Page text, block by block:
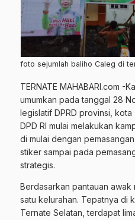
foto sejumlah baliho Caleg di
TERNATE MAHABARI.com -
umumkan pada tanggal 28
legislatif DPRD provinsi, kota
DPD RI mulai melakukan
di mulai dengan
stiker sampai pada
strategis.
Berdasarkan pantauan awak
satu kelurahan. Tepatnya di
Ternate Selatan, terdapat